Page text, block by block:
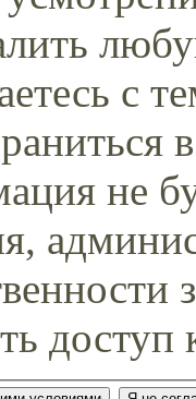
с
не
доступ